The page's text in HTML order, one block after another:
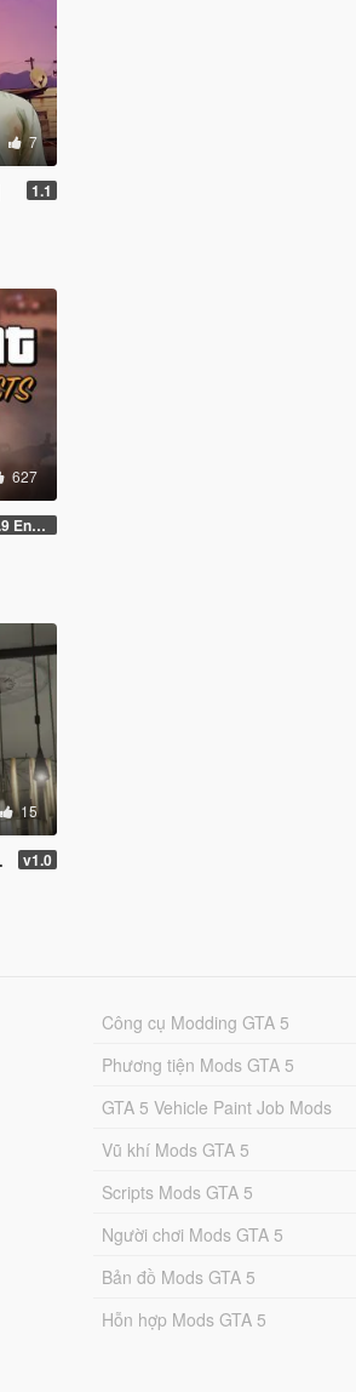
7
1.1
627
1.9 Enchanced
15
v1.0
Công cụ Modding GTA 5
Phương tiện Mods GTA 5
GTA 5 Vehicle Paint Job Mods
Vũ khí Mods GTA 5
Scripts Mods GTA 5
Người chơi Mods GTA 5
Bản đồ Mods GTA 5
Hỗn hợp Mods GTA 5